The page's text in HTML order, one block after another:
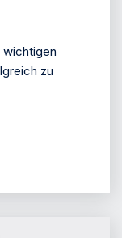
wichtigen
zu